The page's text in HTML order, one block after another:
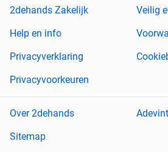
2dehands Zakelijk
Veilig
Help en info
Privacyverklaring
Privacyvoorkeuren
Over 2dehands
Sitemap